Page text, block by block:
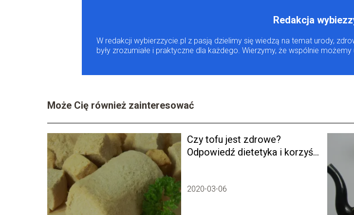
Redakcja
W redakcji wybierzzycie.pl z pasją dzielimy się wiedzą na temat urody,
były zrozumiałe i praktyczne dla każdego. Wierzymy, że wspólnie
Może Cię również zainteresować
Czy tofu jest zdrowe?
Odpowiedź dietetyka i korzyści
2020-03-06